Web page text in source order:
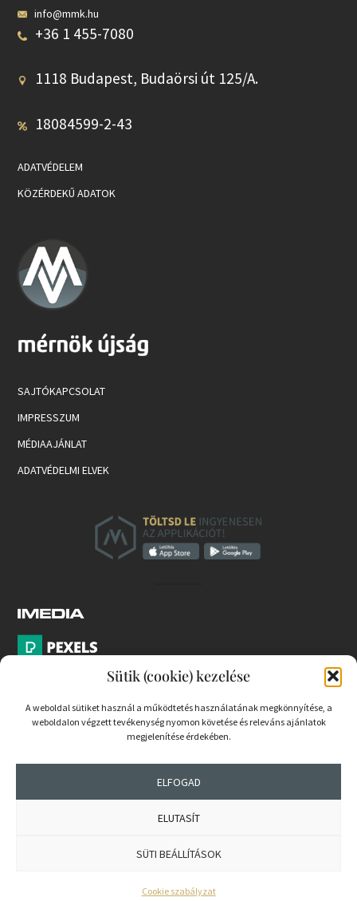
Sütik (cookie) kezelése
A weboldal sütiket használ a működtetés használatának megkönnyítése, a
weboldalon végzett tevékenység nyomon követése és releváns ajánlatok
megjelenítése érdekében.
ELFOGAD
ELUTASÍT
SÜTI BEÁLLÍTÁSOK
Cookie szabályzat
info@mmk.hu
+36 1 455-7080
1118 Budapest, Budaörsi út 125/A.
18084599-2-43
ADATVÉDELEM
KÖZÉRDEKŰ ADATOK
SAJTÓKAPCSOLAT
IMPRESSZUM
MÉDIAAJÁNLAT
ADATVÉDELMI ELVEK
PARTNEREK